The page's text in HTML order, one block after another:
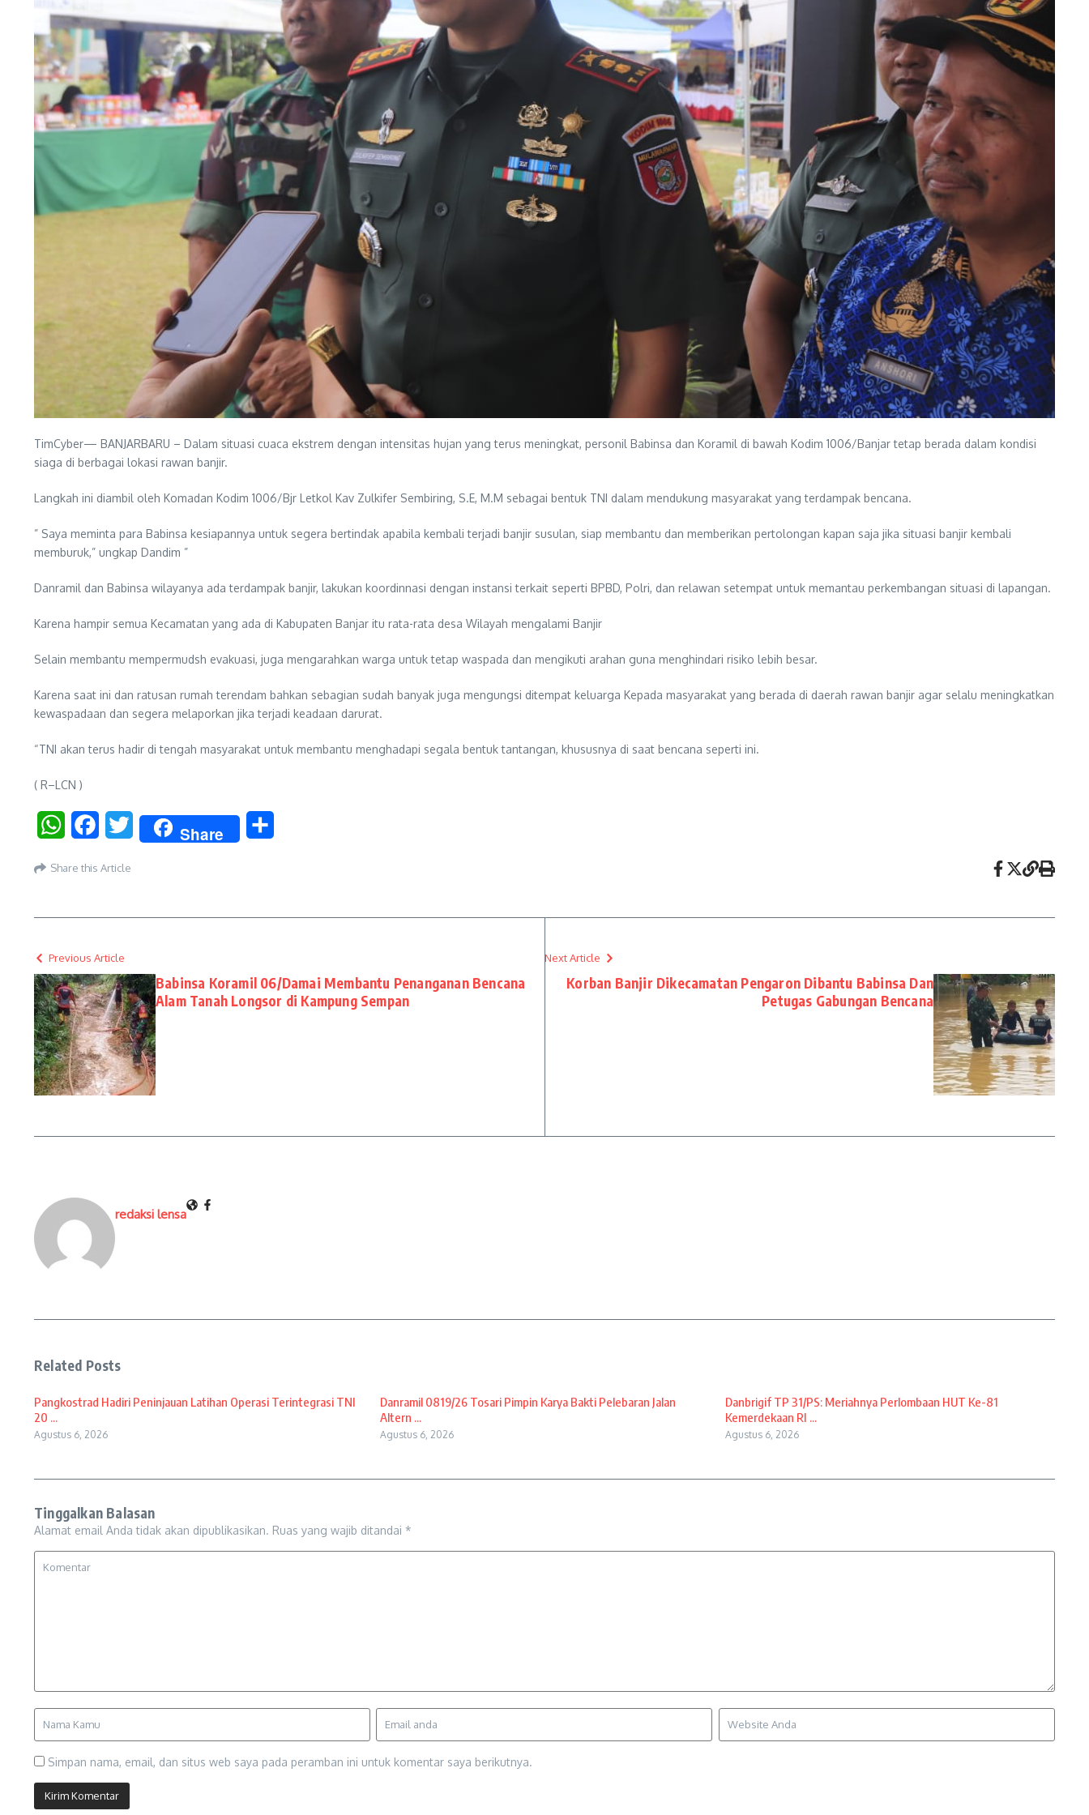
TimCyber— BANJARBARU – Dalam situasi cuaca ekstrem dengan intensitas hujan yang terus meningkat, personil Babinsa dan Koramil di bawah Kodim 1006/Banjar tetap berada dalam kondisi
siaga di berbagai lokasi rawan banjir.
Langkah ini diambil oleh Komadan Kodim 1006/Bjr Letkol Kav Zulkifer Sembiring, S.E, M.M sebagai bentuk TNI dalam mendukung masyarakat yang terdampak bencana.
” Saya meminta para Babinsa kesiapannya untuk segera bertindak apabila kembali terjadi banjir susulan, siap membantu dan memberikan pertolongan kapan saja jika situasi banjir kembali
memburuk,” ungkap Dandim ”
Danramil dan Babinsa wilayanya ada terdampak banjir, lakukan koordinnasi dengan instansi terkait seperti BPBD, Polri, dan relawan setempat untuk memantau perkembangan situasi di lapangan.
Karena hampir semua Kecamatan yang ada di Kabupaten Banjar itu rata-rata desa Wilayah mengalami Banjir
Selain membantu mempermudsh evakuasi, juga mengarahkan warga untuk tetap waspada dan mengikuti arahan guna menghindari risiko lebih besar.
Karena saat ini dan ratusan rumah terendam bahkan sebagian sudah banyak juga mengungsi ditempat keluarga Kepada masyarakat yang berada di daerah rawan banjir agar selalu meningkatkan
kewaspadaan dan segera melaporkan jika terjadi keadaan darurat.
“TNI akan terus hadir di tengah masyarakat untuk membantu menghadapi segala bentuk tantangan, khususnya di saat bencana seperti ini.
( R–LCN )
WhatsAppFacebookTwitter Share
Share this Article
Previous Article
Babinsa Koramil 06/Damai Membantu Penanganan Bencana
Alam Tanah Longsor di Kampung Sempan
Next Article
Korban Banjir Dikecamatan Pengaron Dibantu Babinsa Dan
Petugas Gabungan Bencana
redaksi lensa
Related Posts
Pangkostrad Hadiri Peninjauan Latihan Operasi Terintegrasi TNI
20 ...
Agustus 6, 2026
Danramil 0819/26 Tosari Pimpin Karya Bakti Pelebaran Jalan
Altern ...
Agustus 6, 2026
Danbrigif TP 31/PS: Meriahnya Perlombaan HUT Ke-81
Kemerdekaan RI ...
Agustus 6, 2026
Tinggalkan Balasan
Alamat email Anda tidak akan dipublikasikan. Ruas yang wajib ditandai *
Simpan nama, email, dan situs web saya pada peramban ini untuk komentar saya berikutnya.